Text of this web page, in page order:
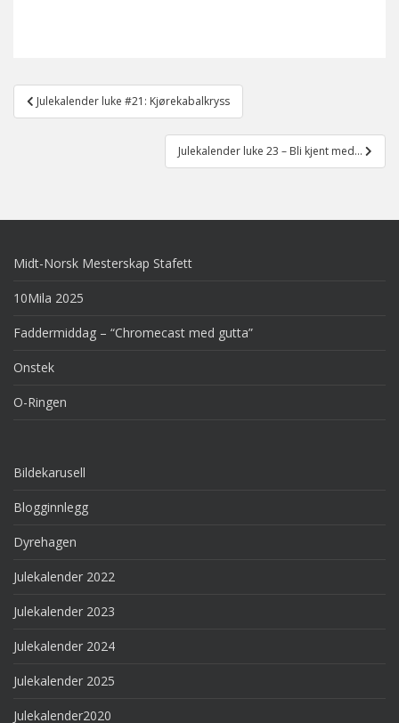
Post
navigation
Julekalender luke #21: Kjørekabalkryss
Julekalender luke 23 – Bli kjent med…
Midt-Norsk Mesterskap Stafett
10Mila 2025
Faddermiddag – “Chromecast med gutta”
Onstek
O-Ringen
Bildekarusell
Blogginnlegg
Dyrehagen
Julekalender 2022
Julekalender 2023
Julekalender 2024
Julekalender 2025
Julekalender2020